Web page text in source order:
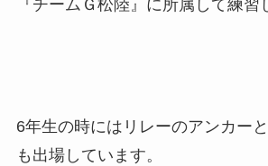
『チームＧ松陸』に所属して練習
6年生の時にはリレーのアンカー
も出場しています。